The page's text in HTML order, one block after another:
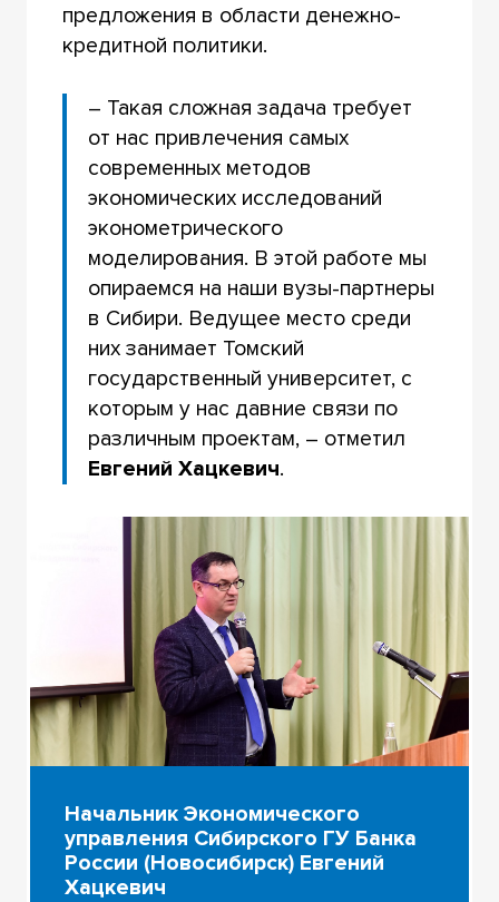
предложения в области денежно-
кредитной политики.
– Такая сложная задача требует
от нас привлечения самых
современных методов
экономических исследований
эконометрического
моделирования. В этой работе мы
опираемся на наши вузы-партнеры
в Сибири. Ведущее место среди
них занимает Томский
государственный университет, с
которым у нас давние связи по
различным проектам, – отметил
Евгений Хацкевич.
Начальник Экономического
управления Сибирского ГУ Банка
России (Новосибирск) Евгений
Хацкевич